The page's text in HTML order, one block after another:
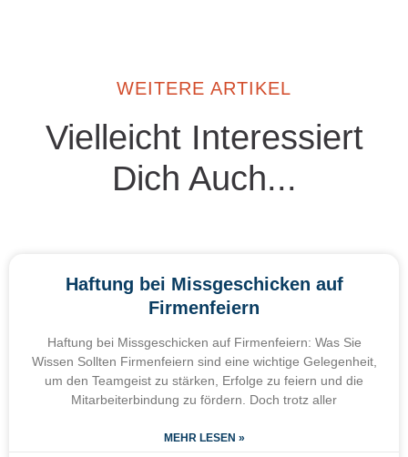
WEITERE ARTIKEL
Vielleicht Interessiert
Dich Auch...
Haftung bei Missgeschicken auf
Firmenfeiern
Haftung bei Missgeschicken auf Firmenfeiern: Was Sie
Wissen Sollten Firmenfeiern sind eine wichtige Gelegenheit,
um den Teamgeist zu stärken, Erfolge zu feiern und die
Mitarbeiterbindung zu fördern. Doch trotz aller
MEHR LESEN »